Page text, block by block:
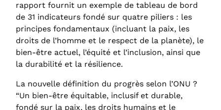
rapport fournit un exemple de tableau de bord
de 31 indicateurs fondé sur quatre piliers : les
principes fondamentaux (incluant la paix, les
droits de l’homme et le respect de la planète), le
bien‑être actuel, l’équité et l’inclusion, ainsi que
la durabilité et la résilience.
La nouvelle définition du progrès selon l’ONU ?
“Un bien-être équitable, inclusif et durable,
fondé sur la paix, les droits humains et le